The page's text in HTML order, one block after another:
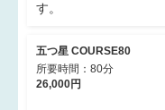
す。
五つ星 COURSE80
所要時間：80分
26,000円